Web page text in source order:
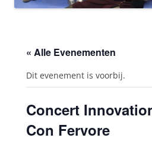
« Alle Evenementen
Dit evenement is voorbij.
Concert
Con Fervore